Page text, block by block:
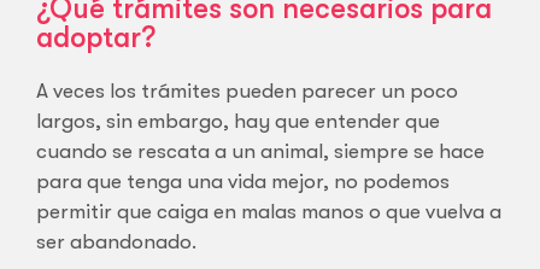
¿Qué trámites son necesarios para
adoptar?
A veces los trámites pueden parecer un poco
largos, sin embargo, hay que entender que
cuando se rescata a un animal, siempre se hace
para que tenga una vida mejor, no podemos
permitir que caiga en malas manos o que vuelva a
ser abandonado.